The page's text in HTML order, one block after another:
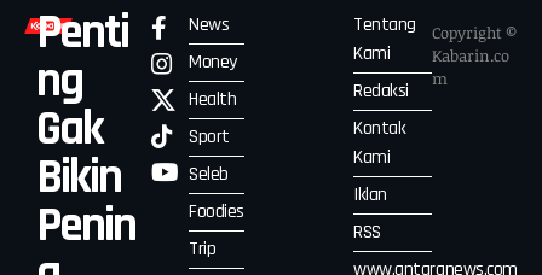
Penti
ng
Gak
Bikin
Penin
News
Money
Health
Sport
Seleb
Foodies
Trip
Tentang
Kami
Redaksi
Kontak
Kami
Iklan
RSS
www.antaranews.com
Copyright ©
Kabarin.co
m